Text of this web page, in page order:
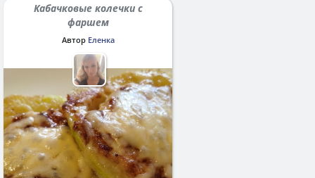
Кабачковые колечки с
фаршем
Автор Еленка